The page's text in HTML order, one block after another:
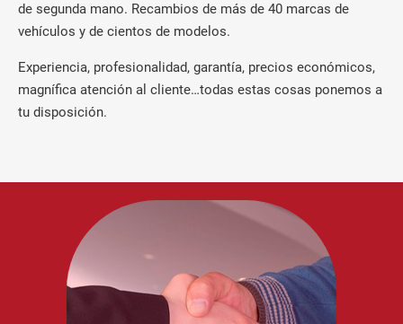
de segunda mano. Recambios de más de 40 marcas de
vehículos y de cientos de modelos.
Experiencia, profesionalidad, garantía, precios económicos,
magnífica atención al cliente…todas estas cosas ponemos a
tu disposición.